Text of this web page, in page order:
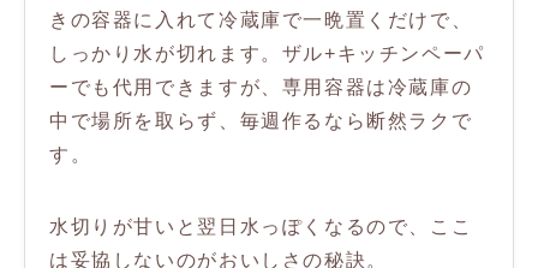
きの容器に入れて冷蔵庫で一晩置くだけで、
しっかり水が切れます。ザル+キッチンペーパ
ーでも代用できますが、専用容器は冷蔵庫の
中で場所を取らず、毎週作るなら断然ラクで
す。
水切りが甘いと翌日水っぽくなるので、ここ
は妥協しないのがおいしさの秘訣。